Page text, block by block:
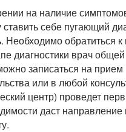
на наличие
ставить себе пугающий
Необходимо обратиться
диагностики врач
записаться на прием
или в любой
центр) проведет
даст